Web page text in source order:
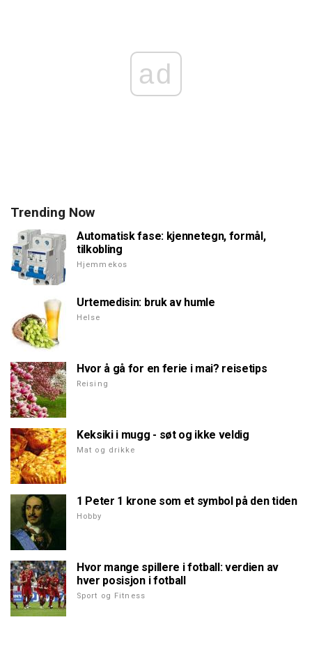
ad
Trending Now
Automatisk fase: kjennetegn, formål,
tilkobling
Hjemmekos
Urtemedisin: bruk av humle
Helse
Hvor å gå for en ferie i mai? reisetips
Reising
Keksiki i mugg - søt og ikke veldig
Mat og drikke
1 Peter 1 krone som et symbol på den tiden
Hobby
Hvor mange spillere i fotball: verdien av
hver posisjon i fotball
Sport og Fitness